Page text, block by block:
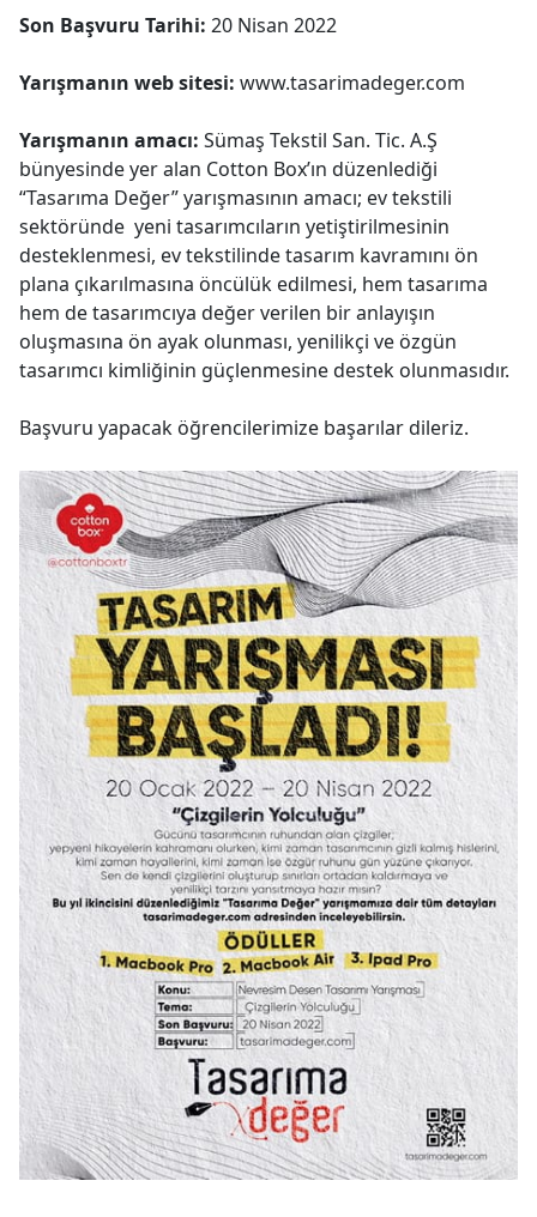
Son Başvuru Tarihi: 20 Nisan 2022
Yarışmanın web sitesi: www.tasarimadeger.com
Yarışmanın amacı: Sümaş Tekstil San. Tic. A.Ş
bünyesinde yer alan Cotton Box’ın düzenlediği
“Tasarıma Değer” yarışmasının amacı; ev tekstili
sektöründe yeni tasarımcıların yetiştirilmesinin
desteklenmesi, ev tekstilinde tasarım kavramını ön
plana çıkarılmasına öncülük edilmesi, hem tasarıma
hem de tasarımcıya değer verilen bir anlayışın
oluşmasına ön ayak olunması, yenilikçi ve özgün
tasarımcı kimliğinin güçlenmesine destek olunmasıdır.
Başvuru yapacak öğrencilerimize başarılar dileriz.